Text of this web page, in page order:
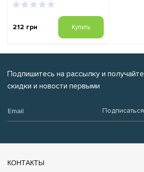
212 грн Купить
Подпишитесь на рассылку и получайте
скидки и новости первыми
Подписаться
КОНТАКТЫ